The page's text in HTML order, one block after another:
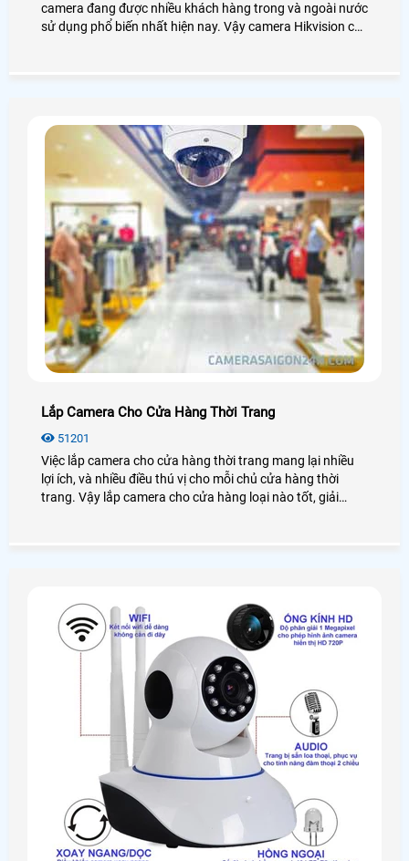
camera đang được nhiều khách hàng trong và ngoài nước
sử dụng phổ biến nhất hiện nay. Vậy camera Hikvision có
Lắp Camera Cho Cửa Hàng Thời Trang
51201
Việc lắp camera cho cửa hàng thời trang mang lại nhiều
lợi ích, và nhiều điều thú vị cho mỗi chủ cửa hàng thời
trang. Vậy lắp camera cho cửa hàng loại nào tốt, giải